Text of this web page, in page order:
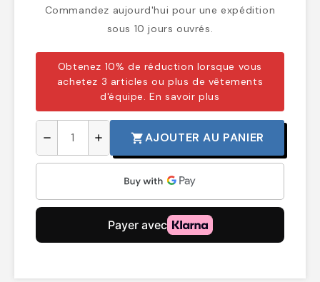
Commandez aujourd'hui pour une expédition
sous 10 jours ouvrés.
Obtenez 10% de réduction lorsque vous
achetez 3 articles ou plus de vêtements
d'équipe.En savoir plus
remove add shopping_cartAJOUTER AU PANIER